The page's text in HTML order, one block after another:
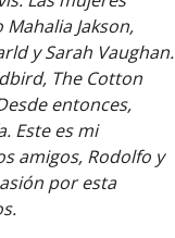
Jakson,
y Sarah Vaughan.
The Cotton
entonces,
Este es mi
amigos, Rodolfo y
por esta